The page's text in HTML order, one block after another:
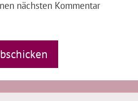
nächsten Kommentar